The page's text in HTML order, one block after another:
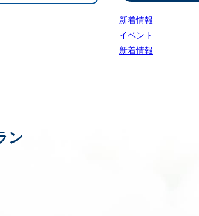
新着情報
イベント
新着情報
ン